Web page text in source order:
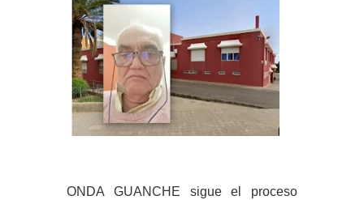
ONDA GUANCHE sigue el proceso